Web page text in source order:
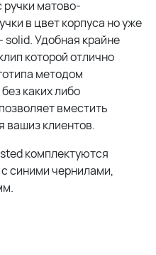
ручки матово-
в цвет корпуса но уже
solid. Удобная крайне
которой отлично
методом
каких либо
вместить
вашиз клиентов.
комплектуются
синими чернилами,